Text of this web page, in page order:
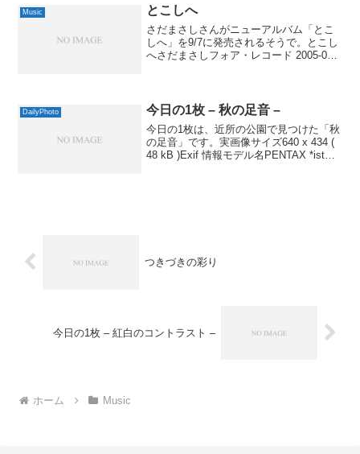
RECORD...
Music とこしへ
さだまさしさんがニューアルバム「とこ
しへ」を9/7に発売されるそうで。とこし
へさだまさしフォア・レコード 2005-09-
DailyPhoto 今日の1枚 – 秋の足音 –
今日の1枚は、近所の公園で見つけた「秋
の足音」です。実画像サイズ640 x 434 (
48 kB )Exif 情報モデル名PENTAX *ist
つきづきの彩り
今日の1枚 – 紅白のコントラスト –
ホーム Music